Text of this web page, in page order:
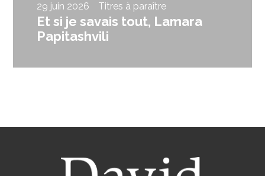
29 juin 2026 Titres à paraître
Et si je savais tout, Lamara
Papitashvili